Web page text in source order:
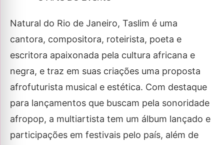
Natural do Rio de Janeiro, Taslim é uma
cantora, compositora, roteirista, poeta e
escritora apaixonada pela cultura africana e
negra, e traz em suas criações uma proposta
afrofuturista musical e estética. Com destaque
para lançamentos que buscam pela sonoridade
afropop, a multiartista tem um álbum lançado e
participações em festivais pelo país, além de